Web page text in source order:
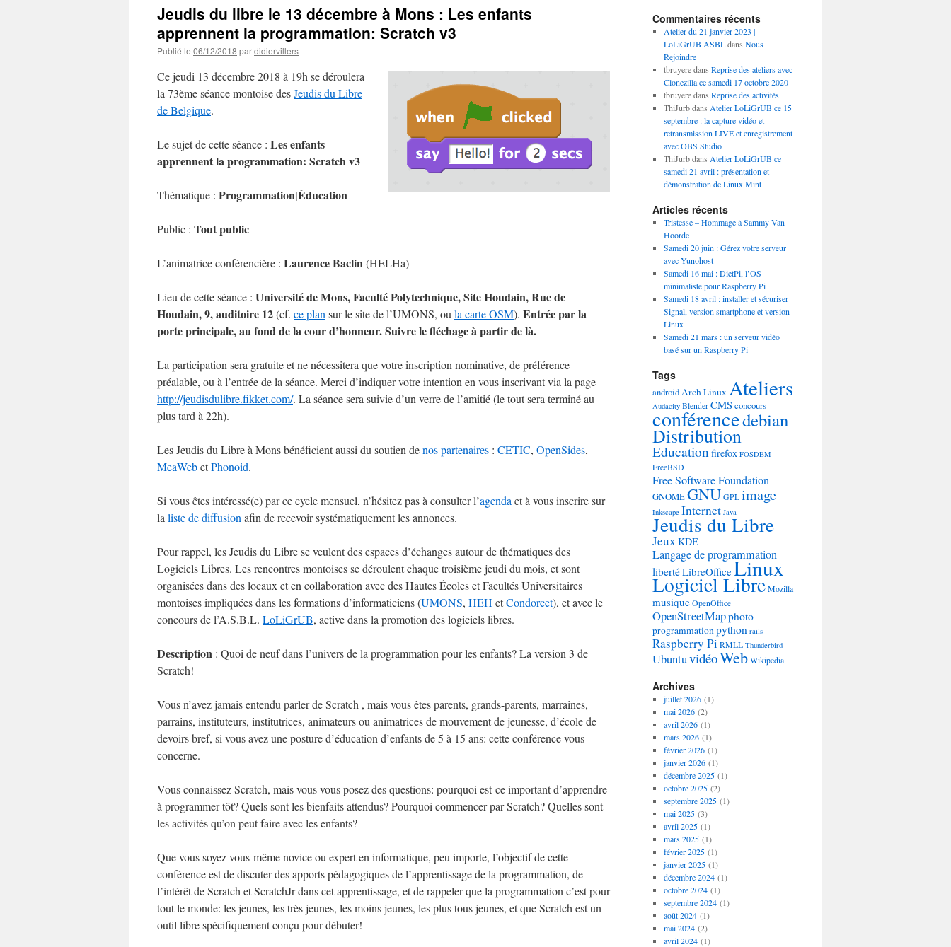
Jeudis du libre le 13 décembre à Mons : Les enfants
apprennent la programmation: Scratch v3
Publié le 06/12/2018 pardidiervillers
Ce jeudi 13 décembre 2018 à 19h se déroulera
la 73ème séance montoise desJeudis du Libre
de Belgique.
Le sujet de cette séance : Les enfants
apprennent la programmation: Scratch v3
Thématique : Programmation|Éducation
Public : Tout public
L’animatrice conférencière : Laurence Baclin(HELHa)
Lieu de cette séance : Université de Mons, Faculté Polytechnique, Site Houdain, Rue de
Houdain, 9, auditoire 12(cf. ce plan sur le site de l’UMONS, ou la carte OSM). Entrée par la
porte principale, au fond de la cour d’honneur. Suivre le fléchage à partir de là.
La participation sera gratuite et ne nécessitera que votre inscription nominative, de préférence
préalable, ou à l’entrée de la séance. Merci d’indiquer votre intention en vous inscrivant via la page
http://jeudisdulibre.fikket.com/. La séance sera suivie d’un verre de l’amitié (le tout sera terminé au
plus tard à 22h).
Les Jeudis du Libre à Mons bénéficient aussi du soutien denos partenaires : CETIC, OpenSides,
MeaWebetPhonoid.
Si vous êtes intéressé(e) par ce cycle mensuel, n’hésitez pas à consulter l’agenda et à vous inscrire sur
la liste de diffusion afin de recevoir systématiquement les annonces.
Pour rappel, les Jeudis du Libre se veulent des espaces d’échanges autour de thématiques des
Logiciels Libres. Les rencontres montoises se déroulent chaque troisième jeudi du mois, et sont
organisées dans des locaux et en collaboration avec des Hautes Écoles et Facultés Universitaires
montoises impliquées dans les formations d’informaticiens (UMONS, HEH etCondorcet), et avec le
concours de l’A.S.B.L. LoLiGrUB, active dans la promotion des logiciels libres.
Description : Quoi de neuf dans l’univers de la programmation pour les enfants? La version 3 de
Scratch!
Vous n’avez jamais entendu parler de Scratch , mais vous êtes parents, grands-parents, marraines,
parrains, instituteurs, institutrices, animateurs ou animatrices de mouvement de jeunesse, d’école de
devoirs bref, si vous avez une posture d’éducation d’enfants de 5 à 15 ans: cette conférence vous
concerne.
Vous connaissez Scratch, mais vous vous posez des questions: pourquoi est-ce important d’apprendre
à programmer tôt? Quels sont les bienfaits attendus? Pourquoi commencer par Scratch? Quelles sont
les activités qu’on peut faire avec les enfants?
Que vous soyez vous-même novice ou expert en informatique, peu importe, l’objectif de cette
conférence est de discuter des apports pédagogiques de l’apprentissage de la programmation, de
l’intérêt de Scratch et ScratchJr dans cet apprentissage, et de rappeler que la programmation c’est pour
tout le monde: les jeunes, les très jeunes, les moins jeunes, les plus tous jeunes, et que Scratch est un
outil libre spécifiquement conçu pour débuter!
Commentaires récents
Atelier du 21 janvier 2023 |
LoLiGrUB ASBLdans Nous
Rejoindre
tbruyeredans Reprise des ateliers avec
Clonezilla ce samedi 17 octobre 2020
tbruyeredans Reprise des activités
ThiJurbdans Atelier LoLiGrUB ce 15
septembre : la capture vidéo et
retransmission LIVE et enregistrement
avec OBS Studio
ThiJurbdans Atelier LoLiGrUB ce
samedi 21 avril : présentation et
démonstration de Linux Mint
Articles récents
Tristesse – Hommage à Sammy Van
Hoorde
Samedi 20 juin : Gérez votre serveur
avec Yunohost
Samedi 16 mai : DietPi, l’OS
minimaliste pour Raspberry Pi
Samedi 18 avril : installer et sécuriser
Signal, version smartphone et version
Linux
Samedi 21 mars : un serveur vidéo
basé sur un Raspberry Pi
Tags
androidArch LinuxAteliers
Audacity Blender CMSconcours
conférencedebian
Distribution
Educationfirefox FOSDEM
FreeBSD
Free Software Foundation
GNOMEGNU GPL image
Inkscape Internet Java
Jeudis du Libre
Jeux KDE
Langage de programmation
libertéLibreOfficeLinux
Logiciel Libre Mozilla
musique OpenOffice
OpenStreetMapphoto
programmationpython rails
Raspberry Pi RMLL Thunderbird
UbuntuvidéoWeb Wikipedia
Archives
juillet 2026(1)
mai 2026(2)
avril 2026(1)
mars 2026(1)
février 2026(1)
janvier 2026(1)
décembre 2025(1)
octobre 2025(2)
septembre 2025(1)
mai 2025(3)
avril 2025(1)
mars 2025(1)
février 2025(1)
janvier 2025(1)
décembre 2024(1)
octobre 2024(1)
septembre 2024(1)
août 2024(1)
mai 2024(2)
avril 2024(1)